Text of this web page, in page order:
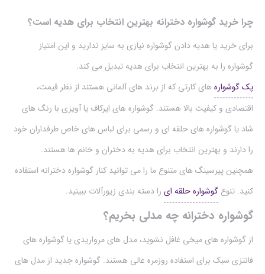
چرا خرید گوشواره دخترانه بهترین انتخاب برای هدیه است؟
برای خرید یا هدیه دادن گوشواره نیازی به سایز ندارید و این امتیاز
گوشواره را به بهترین انتخاب برای هدیه تبدیل می کند.
پک گوشوارههای کارتی که از برند های آلمانی هستند از نظر قیمت،
اقتصادی و کیفیت بالا هستند. گوشواره های ایرکاف یا آویزی با رنگ های
شاد یا گوشواره های حلقه ای و رسمی برای لباس های خاص طرفداران خود
را دارند و بهترین انتخاب برای هدیه به دختران و خانم ها هستند.
همچنین پیرسینگ های متنوع ما را می توانید کنار گوشواره دخترانه استفاده
کنید. تنوع گوشواره حلقه ای را دسته بندی زیورآلات ببینید.
گوشواره دخترانه چه مدلی بخریم؟
از گوشواره های میخی غافل نشوید، مدل های مرواریدی یا گوشواره های
فانتزی سبک برای استفاده روزمره عالی هستند. گوشواره جدید از مدل های